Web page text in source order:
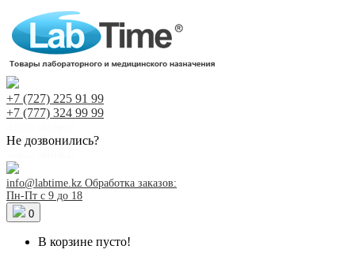
+7 (727) 225 91 99
+7 (777) 324 99 99
Не дозвонились?
info@labtime.kz Обработка заказов:
Пн-Пт с 9 до 18
0
В корзине пусто!